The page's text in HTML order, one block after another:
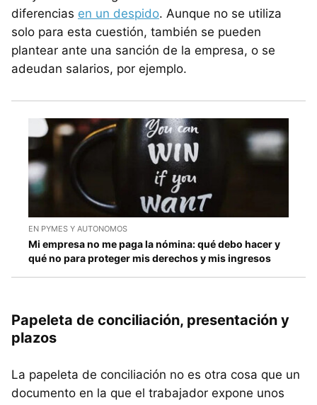
diferencias en un despido. Aunque no se utiliza
solo para esta cuestión, también se pueden
plantear ante una sanción de la empresa, o se
adeudan salarios, por ejemplo.
EN PYMES Y AUTONOMOS
Mi empresa no me paga la nómina: qué debo hacer y
qué no para proteger mis derechos y mis ingresos
Papeleta de conciliación, presentación y
plazos
La papeleta de conciliación no es otra cosa que un
documento en la que el trabajador expone unos